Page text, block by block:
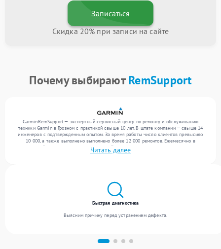
Записаться
Скидка 20% при записи на сайте
Почему выбираютRemSupport
GarminRemSupport — экспертный сервисный центр по ремонту и обслуживанию
техники Garmin в Грозном с практикой свыше 10 лет. В штате компании — свыше 14
инженеров с подтвержденным опытом. За время работы число клиентов превысило
10 000, а также выполнено выполнено более 12 000 ремонтов. Ежемесячно в
сервисный центр поступает от 300 устройств, включая , , . Мы выполняем ремонт
различного уровня сложности и поддерживаем высокий стандарт качества благодаря
Читать далее
Быстрая диагностика
Выясним причину перед устранением дефекта.